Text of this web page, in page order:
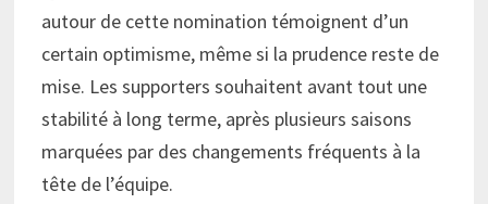
autour de cette nomination témoignent d’un
certain optimisme, même si la prudence reste de
mise. Les supporters souhaitent avant tout une
stabilité à long terme, après plusieurs saisons
marquées par des changements fréquents à la
tête de l’équipe.